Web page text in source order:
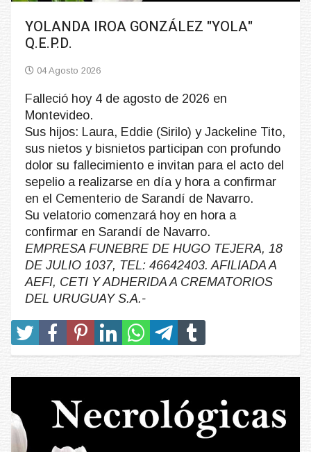
YOLANDA IROA GONZÁLEZ "YOLA"
Q.E.P.D.
04 Agosto 2026
Falleció hoy 4 de agosto de 2026 en
Montevideo.
Sus hijos: Laura, Eddie (Sirilo) y Jackeline Tito,
sus nietos y bisnietos participan con profundo
dolor su fallecimiento e invitan para el acto del
sepelio a realizarse en día y hora a confirmar
en el Cementerio de Sarandí de Navarro.
Su velatorio comenzará hoy en hora a
confirmar en Sarandí de Navarro.
EMPRESA FUNEBRE DE HUGO TEJERA, 18
DE JULIO 1037, TEL: 46642403. AFILIADA A
AEFI, CETI Y ADHERIDA A CREMATORIOS
DEL URUGUAY S.A.-